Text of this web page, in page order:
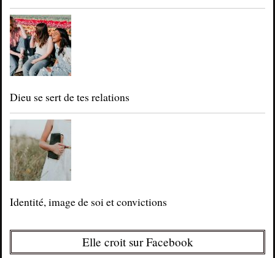
Dieu se sert de tes relations
Identité, image de soi et convictions
Elle croit sur Facebook